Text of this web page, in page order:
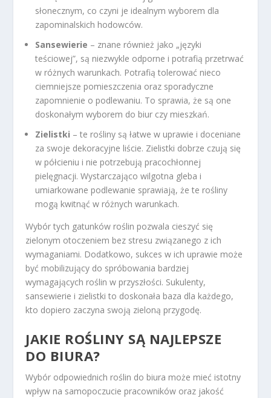
słonecznym, co czyni je idealnym wyborem dla
zapominalskich hodowców.
Sansewierie – znane również jako „języki
teściowej”, są niezwykle odporne i potrafią przetrwać
w różnych warunkach. Potrafią tolerować nieco
ciemniejsze pomieszczenia oraz sporadyczne
zapomnienie o podlewaniu. To sprawia, że są one
doskonałym wyborem do biur czy mieszkań.
Zielistki – te rośliny są łatwe w uprawie i doceniane
za swoje dekoracyjne liście. Zielistki dobrze czują się
w półcieniu i nie potrzebują pracochłonnej
pielęgnacji. Wystarczająco wilgotna gleba i
umiarkowane podlewanie sprawiają, że te rośliny
mogą kwitnąć w różnych warunkach.
Wybór tych gatunków roślin pozwala cieszyć się
zielonym otoczeniem bez stresu związanego z ich
wymaganiami. Dodatkowo, sukces w ich uprawie może
być mobilizujący do spróbowania bardziej
wymagających roślin w przyszłości. Sukulenty,
sansewierie i zielistki to doskonała baza dla każdego,
kto dopiero zaczyna swoją zieloną przygodę.
JAKIE ROŚLINY SĄ NAJLEPSZE
DO BIURA?
Wybór odpowiednich roślin do biura może mieć istotny
wpływ na samopoczucie pracowników oraz jakość